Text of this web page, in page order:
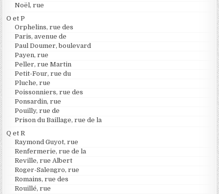
Noël, rue
O et P
Orphelins, rue des
Paris, avenue de
Paul Doumer, boulevard
Payen, rue
Peller, rue Martin
Petit-Four, rue du
Pluche, rue
Poissonniers, rue des
Ponsardin, rue
Pouilly, rue de
Prison du Baillage, rue de la
Q et R
Raymond Guyot, rue
Renfermerie, rue de la
Reville, rue Albert
Roger-Salengro, rue
Romains, rue des
Rouillé, rue